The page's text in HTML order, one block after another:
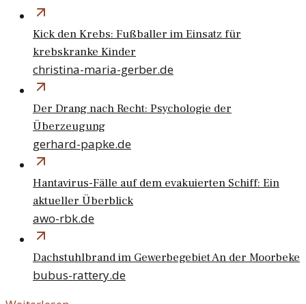
Kick den Krebs: Fußballer im Einsatz für
krebskranke Kinder
christina-maria-gerber.de
Der Drang nach Recht: Psychologie der
Überzeugung
gerhard-papke.de
Hantavirus-Fälle auf dem evakuierten Schiff: Ein
aktueller Überblick
awo-rbk.de
Dachstuhlbrand im Gewerbegebiet An der Moorbeke
bubus-rattery.de